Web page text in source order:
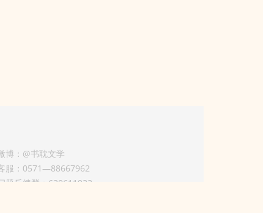
博：@书耽文学
服：0571—88667962
题反馈群：630611933